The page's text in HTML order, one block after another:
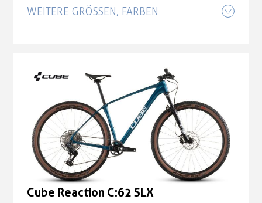
WEITERE GRÖSSEN, FARBEN
2.999,00 CHF
Cube Reaction C:62 SLX
electricblue'n'white Größe: XL
2.999,00 CHF
Cube Reaction C:62 SLX
electricblue'n'white Größe: XXL
Cube Reaction C:62 SLX